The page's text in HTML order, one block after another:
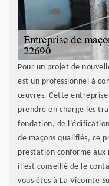
Pour un projet de
est un professionnel à
œuvres. Cette entreprise
prendre en charge les
fondation, de
de maçons qualifiés, ce
prestation conforme aux
il est conseillé de le
vous êtes à La Vicomte